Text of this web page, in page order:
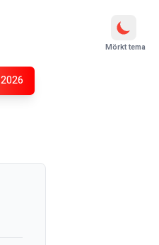
Mörkt tema
2026